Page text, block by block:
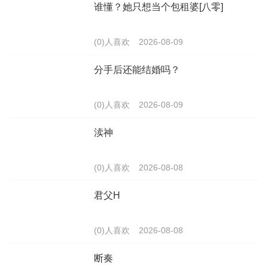
谁懂？她只想当个包租婆[八零]
(0)人喜欢 2026-08-09
分手后还能结婚吗？
(0)人喜欢 2026-08-09
渎神
(0)人喜欢 2026-08-08
君父H
(0)人喜欢 2026-08-08
断奏